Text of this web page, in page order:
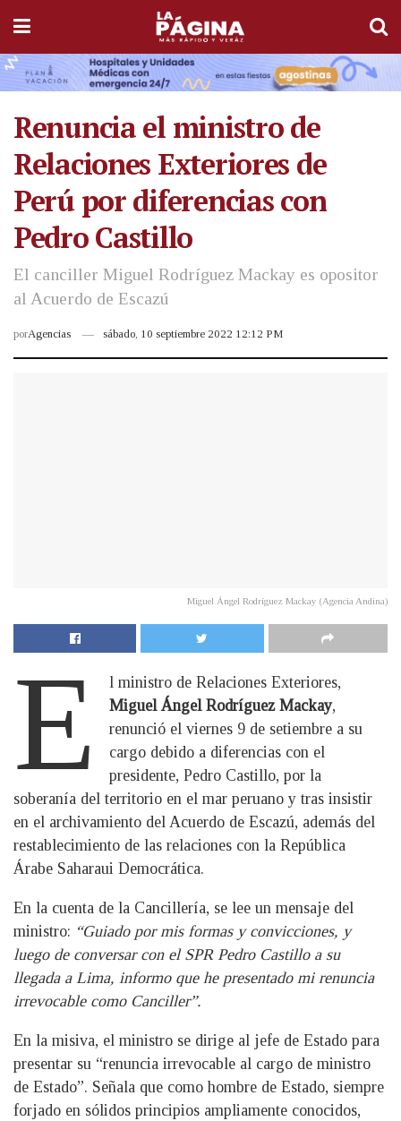
Renuncia el ministro de
Relaciones Exteriores de
Perú por diferencias con
Pedro Castillo
El canciller Miguel Rodríguez Mackay es opositor
al Acuerdo de Escazú
porAgencias sábado, 10 septiembre 2022 12:12 PM
Miguel Ángel Rodríguez Mackay (Agencia Andina)
E
l ministro de Relaciones Exteriores,
Miguel Ángel Rodríguez Mackay,
renunció el viernes 9 de setiembre a su
cargo debido a diferencias con el
presidente, Pedro Castillo, por la
soberanía del territorio en el mar peruano y tras insistir
en el archivamiento del Acuerdo de Escazú, además del
restablecimiento de las relaciones con la República
Árabe Saharaui Democrática.
En la cuenta de la Cancillería, se lee un mensaje del
ministro: “Guiado por mis formas y convicciones, y
luego de conversar con el SPR Pedro Castillo a su
llegada a Lima, informo que he presentado mi renuncia
irrevocable como Canciller”.
En la misiva, el ministro se dirige al jefe de Estado para
presentar su “renuncia irrevocable al cargo de ministro
de Estado”. Señala que como hombre de Estado, siempre
forjado en sólidos principios ampliamente conocidos,